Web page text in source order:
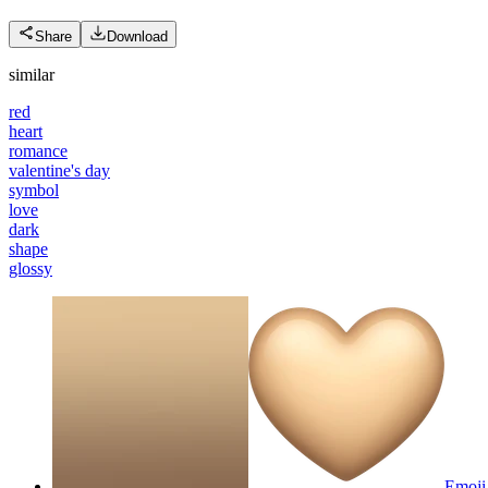
Share Download
similar
red
heart
romance
valentine's day
symbol
love
dark
shape
glossy